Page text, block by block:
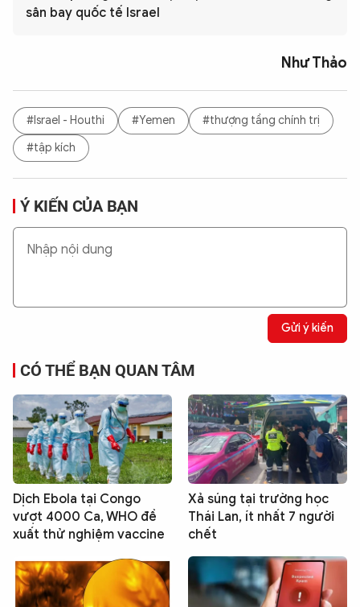
sân bay quốc tế Israel
Như Thảo
#Israel - Houthi #Yemen
#thượng tầng chính trị
#tập kích
Ý KIẾN CỦA BẠN
Gửi ý kiến
CÓ THỂ BẠN QUAN TÂM
Dịch Ebola tại Congo
vượt 4000 Ca, WHO đề
xuất thử nghiệm vaccine
Xả súng tại trường học
Thái Lan, ít nhất 7 người
chết